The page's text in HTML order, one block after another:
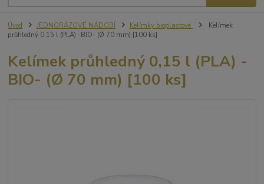
Úvod JEDNORÁZOVÉ NÁDOBÍ Kelímky bioplastové
Kelímek
průhledný 0,15 l (PLA) -BIO- (Ø 70 mm) [100 ks]
Kelímek průhledný 0,15 l (PLA) -
BIO- (Ø 70 mm) [100 ks]